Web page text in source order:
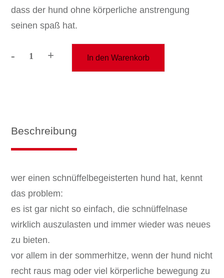
dass der hund ohne körperliche anstrengung
seinen spaß hat.
-kurs:
+ In den Warenkorb
Beschreibung
wer einen schnüffelbegeisterten hund hat, kennt
das problem:
es ist gar nicht so einfach, die schnüffelnase
wirklich auszulasten und immer wieder was neues
zu bieten.
vor allem in der sommerhitze, wenn der hund nicht
recht raus mag oder viel körperliche bewegung zu